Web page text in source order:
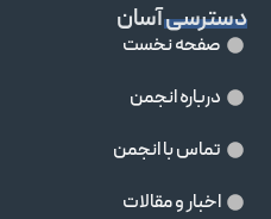
دسترسی آسان
صفحه نخست
درباره انجمن
تماس با انجمن
اخبار و مقالات